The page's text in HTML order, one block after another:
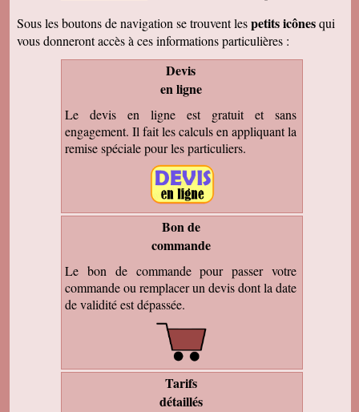
Sous les boutons de navigation se trouvent lespetits icônesqui
vous donneront accès à ces informations particulières :
Devis
en ligne
Le devis en ligne est gratuit et sans
engagement. Il fait les calculs en appliquant la
remise spéciale pour les particuliers.
Bon de
commande
Le bon de commande pour passer votre
commande ou remplacer un devis dont la date
de validité est dépassée.
Tarifs
détaillés